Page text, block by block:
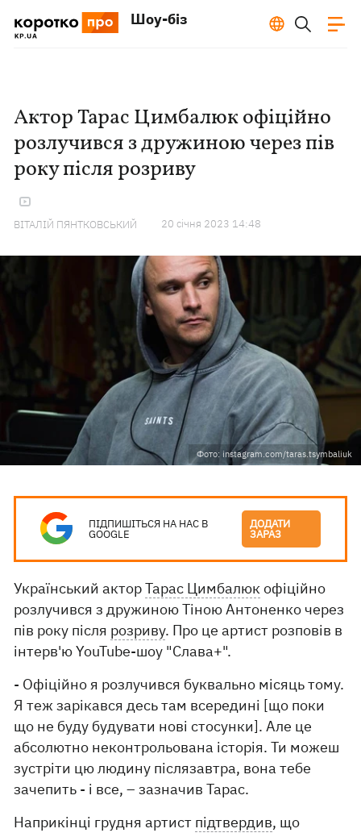
Шоу-біз
Актор Тарас Цимбалюк офіційно
розлучився з дружиною через пів
року після розриву
ВІТАЛІЙ ПЯНТКОВСЬКИЙ 20 сiчня 2023 14:48
Фото: instagram.com/taras.tsymbaliuk
ПІДПИШІТЬСЯ НА НАС В
GOOGLE
ДОДАТИ
ЗАРАЗ
Український акторТарас Цимбалюкофіційно
розлучився з дружиною Тіною Антоненко через
пів року після розриву. Про це артист розповів в
інтерв'ю YouTube-шоу "Слава+".
- Офіційно я розлучився буквально місяць тому.
Я теж зарікався десь там всередині [що поки
що не буду будувати нові стосунки]. Але це
абсолютно неконтрольована історія. Ти можеш
зустріти цю людину післязавтра, вона тебе
зачепить - і все, – зазначив Тарас.
Наприкінці грудня артист підтвердив, що